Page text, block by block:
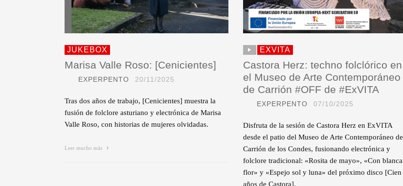
JUKEBOX
Marisa Valle Roso: [Cenicientes]
EXPERPENTO 20/11/2025
Tras dos años de trabajo, [Cenicientes] muestra la
fusión de folclore asturiano y electrónica de Marisa
Valle Roso, con historias de mujeres olvidadas.
Leer mucho más
EXVITA
Castora Herz: techno folclórico en
el Museo de Arte Contemporáneo
de Carrión #OFF de #ExVITA
EXPERPENTO 07/10/2025
Disfruta de la sesión de Castora Herz en ExVITA
desde el patio del Museo de Arte Contemporáneo de
Carrión de los Condes, fusionando electrónica y
folclore tradicional: «Rosita de mayo», «Con blanca
flor» y «Espejo sol y luna» del próximo disco [Cien
años de Castora].